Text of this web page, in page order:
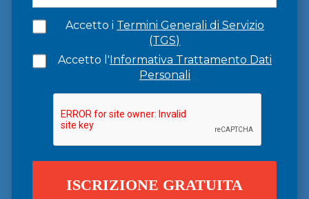
Accetto i Termini Generali di Servizio
(TGS)
Accetto l'Informativa Trattamento Dati
Personali